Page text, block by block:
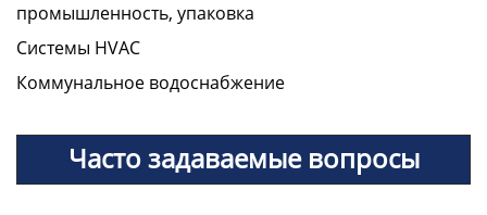
промышленность, упаковка
Системы HVAC
Коммунальное водоснабжение
Часто задаваемые вопросы